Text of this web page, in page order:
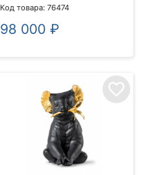
Код товара: 76474
98 000 ₽
favorite_border